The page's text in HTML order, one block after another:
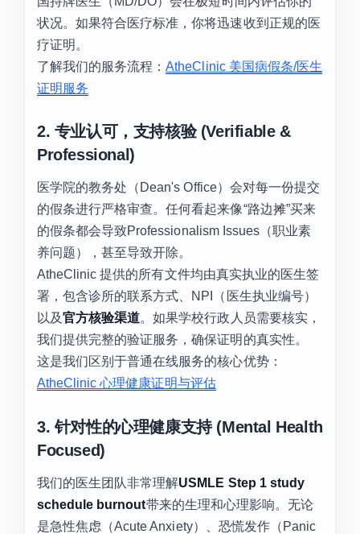
状况。如果符合医疗标准，你将迅速收到正规的医
疗证明。
了解我们的服务流程：AtheClinic 美国病假条/医生
证明服务
2. 专业认可，支持核验 (Verifiable &
Professional)
医学院的教务处（Dean's Office）会对每一份提交
的假条进行严格审查。任何看起来像“路边摊”买来
的假条都会导致Professionalism Issues（职业素
养问题），甚至导致开除。
AtheClinic 提供的所有文件均由真实执业的医生签
署，包含诊所的联系方式、NPI（医生执业编号）
以及官方核验渠道。如果学校行政人员需要核实，
我们提供完整的验证服务，确保证明的真实性。
这是我们区别于普通在线服务的核心优势：
AtheClinic 心理健康证明与评估
3. 针对性的心理健康支持 (Mental Health
Focused)
我们的医生团队非常理解USMLE Step 1 study
schedule burnout带来的生理和心理影响。无论
是急性焦虑（Acute Anxiety）、恐慌发作（Panic